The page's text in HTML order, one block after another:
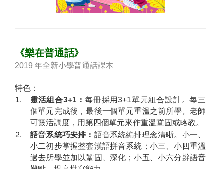
《樂在普通話》
2019 年全新小學普通話課本
特色：
1.
靈活組合3+1：每冊採用3+1單元組合設計。每三
個單元完成後，最後一個單元重溫之前所學。老師
可靈活調度，用第四個單元來作重溫鞏固或略教。
2.
語音系統巧安排： 語音系統編排理念清晰。小一、
小二初步掌握整套漢語拼音系統；小三、小四重溫
過去所學並加以鞏固、深化；小五、小六分辨語音